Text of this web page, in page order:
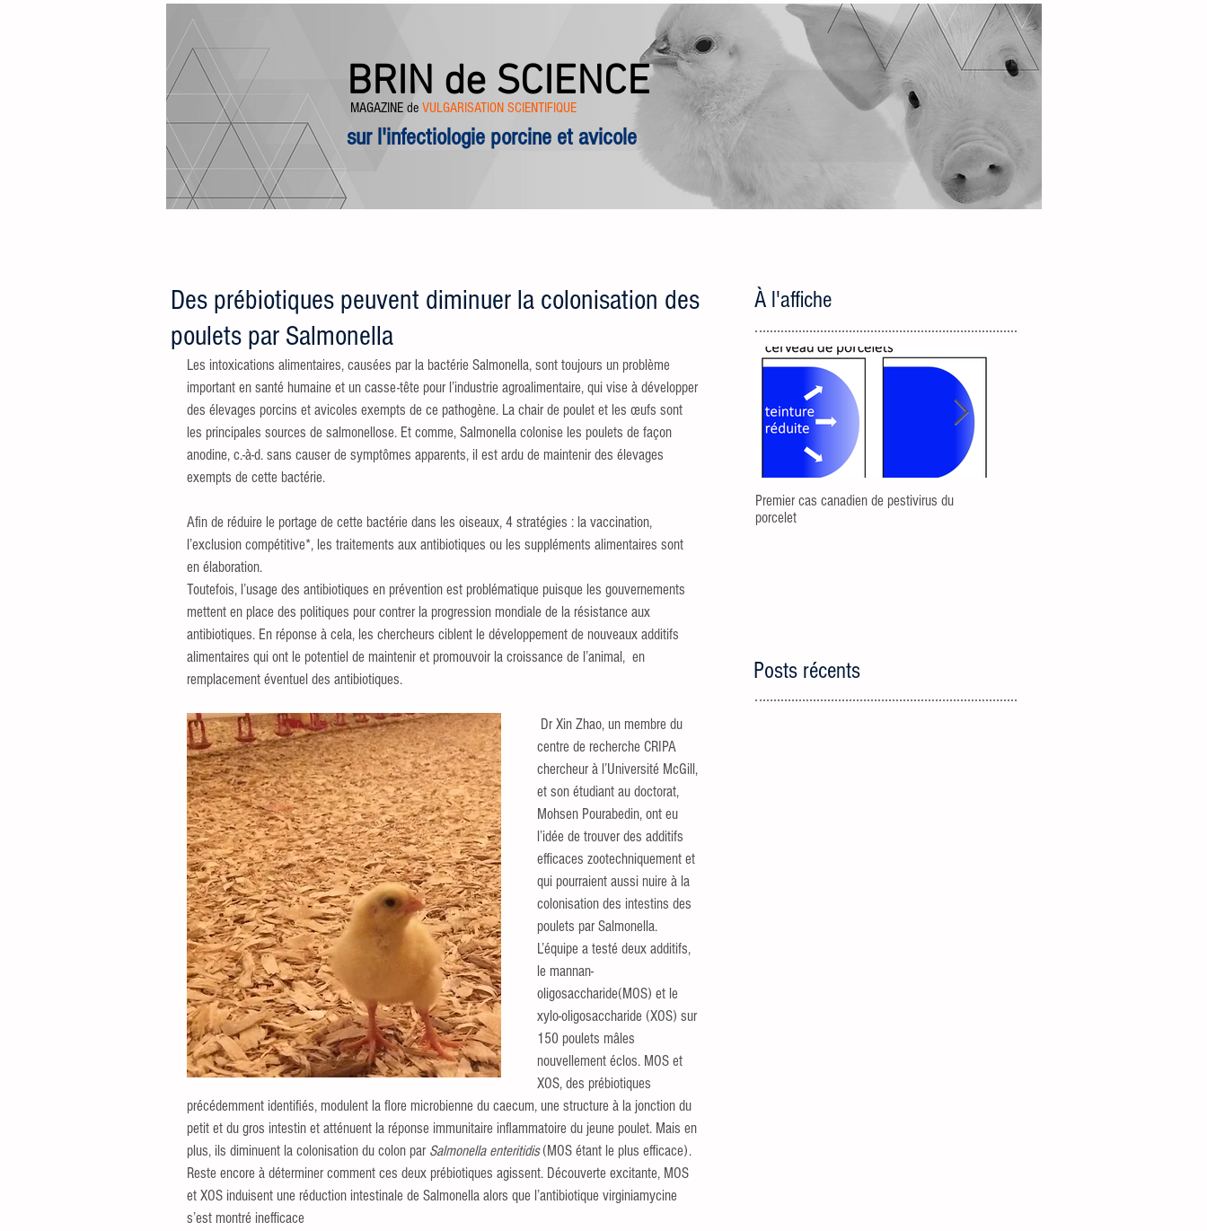
BRIN de SCIENCE
MAGAZINE de VULGARISATION SCIENTIFIQUE
sur l'infectiologie porcine et avicole
Des prébiotiques peuvent diminuer la colonisation des
poulets par Salmonella
Les intoxications alimentaires, causées par la bactérie Salmonella, sont toujours un problème
important en santé humaine et un casse-tête pour l’industrie agroalimentaire, qui vise à développer
des élevages porcins et avicoles exempts de ce pathogène. La chair de poulet et les œufs sont
les principales sources de salmonellose. Et comme, Salmonella colonise les poulets de façon
anodine, c.-à-d. sans causer de symptômes apparents, il est ardu de maintenir des élevages
exempts de cette bactérie.
Afin de réduire le portage de cette bactérie dans les oiseaux, 4 stratégies : la vaccination,
l’exclusion compétitive*, les traitements aux antibiotiques ou les suppléments alimentaires sont
en élaboration.
Toutefois, l’usage des antibiotiques en prévention est problématique puisque les gouvernements
mettent en place des politiques pour contrer la progression mondiale de la résistance aux
antibiotiques. En réponse à cela, les chercheurs ciblent le développement de nouveaux additifs
alimentaires qui ont le potentiel de maintenir et promouvoir la croissance de l’animal,  en
remplacement éventuel des antibiotiques.
centre de recherche CRIPA
chercheur à l’Université McGill,
et son étudiant au doctorat,
Mohsen Pourabedin, ont eu
l’idée de trouver des additifs
efficaces zootechniquement et
qui pourraient aussi nuire à la
colonisation des intestins des
poulets par Salmonella.
L’équipe a testé deux additifs,
le mannan-
oligosaccharide(MOS) et le
xylo-oligosaccharide (XOS) sur
150 poulets mâles
nouvellement éclos. MOS et
XOS, des prébiotiques
précédemment identifiés, modulent la flore microbienne du caecum, une structure à la jonction du
petit et du gros intestin et atténuent la réponse immunitaire inflammatoire du jeune poulet. Mais en
plus, ils diminuent la colonisation du colon par Salmonella enteritidis (MOS étant le plus efficace).
Reste encore à déterminer comment ces deux prébiotiques agissent. Découverte excitante, MOS
et XOS induisent une réduction intestinale de Salmonella alors que l’antibiotique virginiamycine
s’est montré inefficace
À l'affiche
Premier cas canadien de pestivirus du
porcelet
Posts récents